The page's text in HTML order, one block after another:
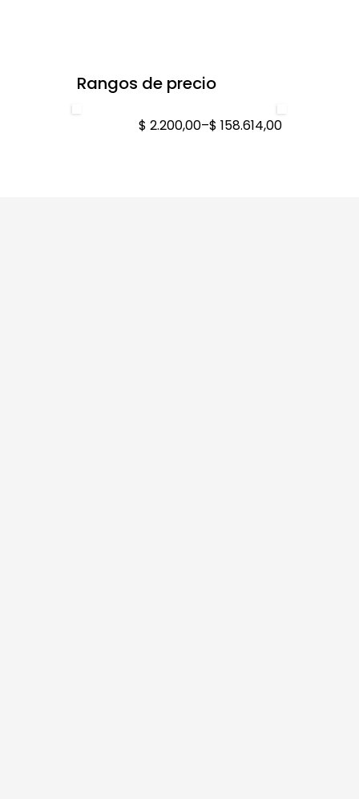
Rangos de precio
$ 2.200,00–$ 158.614,00